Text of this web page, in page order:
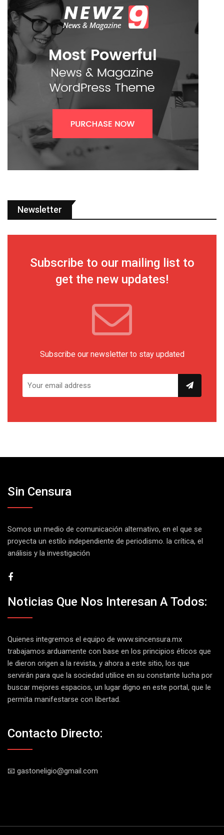
Newsletter
Subscribe to our mailing list to
get the new updates!
Subscribe our newsletter to stay updated
Sin Censura
Somos un medio de comunicación alternativo, en el que se
proyecta un estilo independiente de periodismo. la crítica, el
análisis y la investigación
Noticias Que Nos Interesan A Todos:
Quienes integremos el equipo de www.sincensura.mx
trabajamos arduamente con base en los principios éticos que
le dieron origen a la revista, y ahora a este sitio, los que
servirán para que la sociedad utilice en su constante lucha por
buscar mejores espacios, un lugar digno en este portal, que le
permita manifestarse con libertad.
Contacto Directo:
📧 gastoneligio@gmail.com